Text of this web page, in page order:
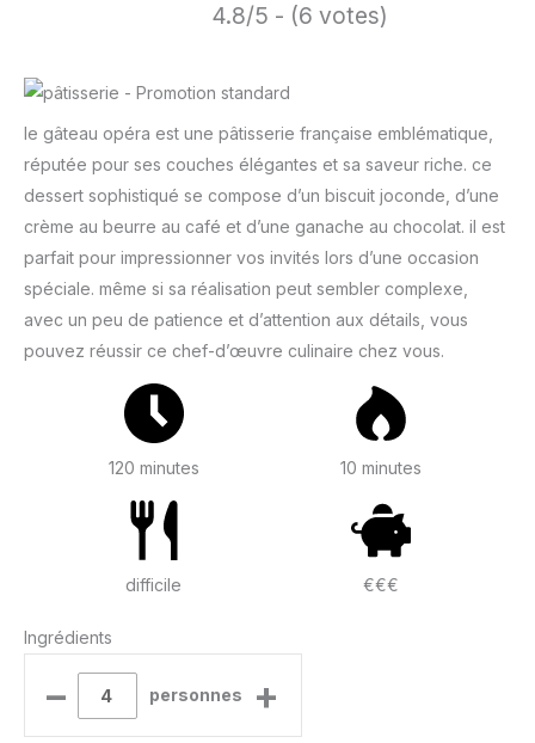
4.8/5 - (6 votes)
le gâteau opéra est une pâtisserie française emblématique,
réputée pour ses couches élégantes et sa saveur riche. ce
dessert sophistiqué se compose d’un biscuit joconde, d’une
crème au beurre au café et d’une ganache au chocolat. il est
parfait pour impressionner vos invités lors d’une occasion
spéciale. même si sa réalisation peut sembler complexe,
avec un peu de patience et d’attention aux détails, vous
pouvez réussir ce chef-d’œuvre culinaire chez vous.
120 minutes 10 minutes
difficile €€€
Ingrédients
– personnes +